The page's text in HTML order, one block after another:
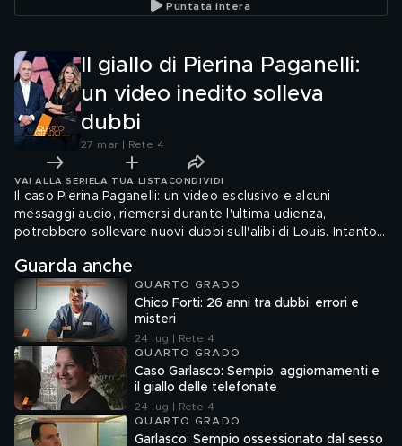
Puntata intera
Il giallo di Pierina Paganelli:
un video inedito solleva
dubbi
27 mar | Rete 4
VAI ALLA SERIE LA TUA LISTA CONDIVIDI
Il caso Pierina Paganelli: un video esclusivo e alcuni
messaggi audio, riemersi durante l'ultima udienza,
potrebbero sollevare nuovi dubbi sull'alibi di Louis. Intanto il
innocenza.
Guarda anche
QUARTO GRADO
Chico Forti: 26 anni tra dubbi, errori e
misteri
24 lug | Rete 4
QUARTO GRADO
Caso Garlasco: Sempio, aggiornamenti e
il giallo delle telefonate
24 lug | Rete 4
QUARTO GRADO
Garlasco: Sempio ossessionato dal sesso